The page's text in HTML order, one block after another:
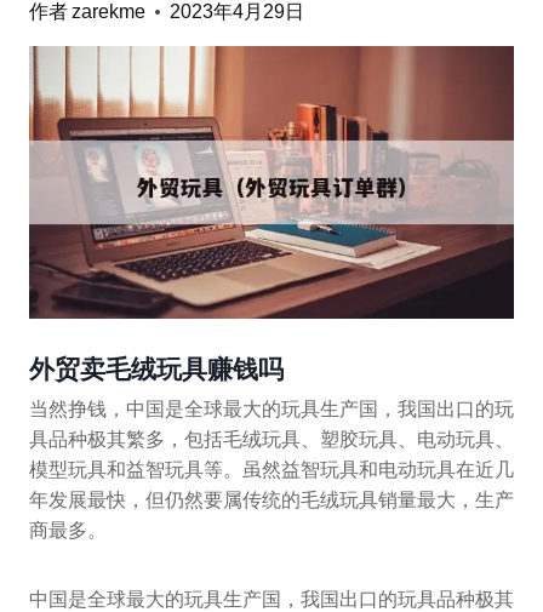
作者zarekme 2023年4月29日
外贸卖毛绒玩具赚钱吗
当然挣钱，中国是全球最大的玩具生产国，我国出口的玩
具品种极其繁多，包括毛绒玩具、塑胶玩具、电动玩具、
模型玩具和益智玩具等。虽然益智玩具和电动玩具在近几
年发展最快，但仍然要属传统的毛绒玩具销量最大，生产
商最多。
中国是全球最大的玩具生产国，我国出口的玩具品种极其